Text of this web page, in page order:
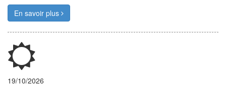
En savoir plus
19/10/2026